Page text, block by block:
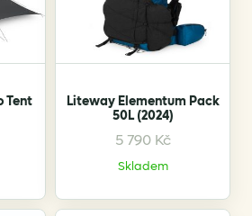
Tent
Liteway Elementum Pack
50L (2024)
5 790 Kč
Skladem
This
product
multiple